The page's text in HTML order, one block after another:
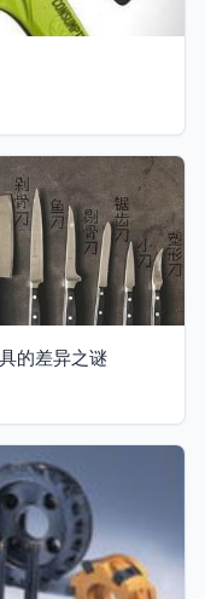
的差异之谜